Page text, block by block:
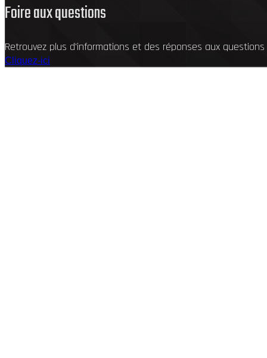
Foire aux questions
Retrouvez plus d'informations et des réponses aux
Cliquez-ici